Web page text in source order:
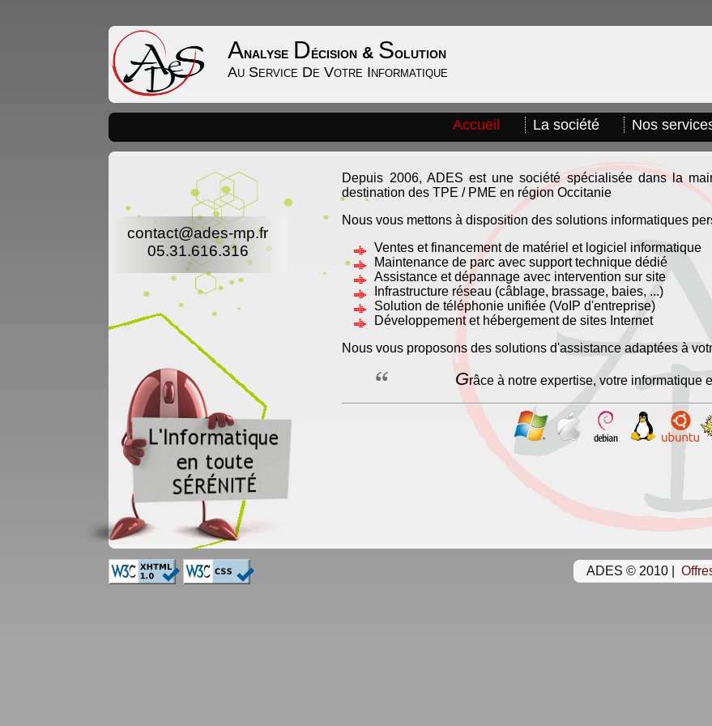
Analyse Décision & Solution
Au Service De Votre Informatique
Accueil La société Nos
contact@ades-mp.fr
05.31.616.316
Depuis 2006, ADES est une société spécialisée dans la
destination des TPE / PME en région Occitanie
Nous vous mettons à disposition des solutions informatiques
Ventes et financement de matériel et logiciel informatique
Maintenance de parc avec support technique dédié
Assistance et dépannage avec intervention sur site
Infrastructure réseau (câblage, brassage, baies, ...)
Solution de téléphonie unifiée (VoIP d'entreprise)
Développement et hébergement de sites Internet
Nous vous proposons des solutions d'assistance adaptées à
Grâce à notre expertise, votre informatique
ADES © 2010 |